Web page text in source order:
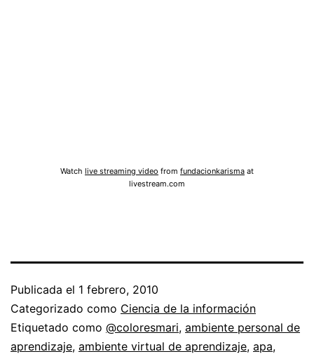
Watch live streaming video from fundacionkarisma at
livestream.com
Publicada el 1 febrero, 2010
Categorizado como Ciencia de la información
Etiquetado como @coloresmari, ambiente personal de
aprendizaje, ambiente virtual de aprendizaje, apa,